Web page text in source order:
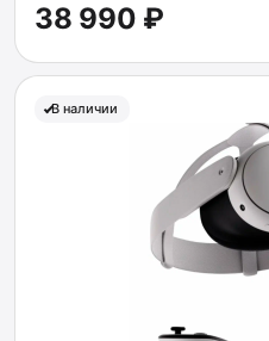
38 990 ₽
В наличии